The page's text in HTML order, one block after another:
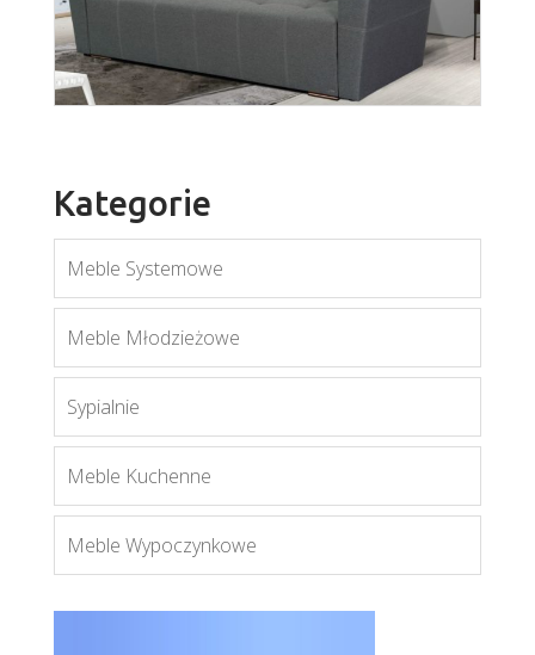
Więcej
Kategorie
Meble Systemowe
Meble Młodzieżowe
Sypialnie
Meble Kuchenne
Meble Wypoczynkowe